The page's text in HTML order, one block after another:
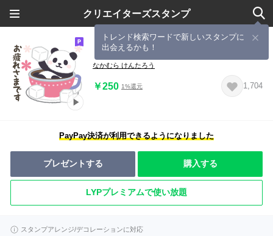
クリエイターズスタンプ
トレンド検索ワードで新しいスタンプに
出会えるかも！
【敬語】動く！もふもふパンダンミニ
なかむら けんたろう
￥250 1%還元 1,704
PayPay決済が利用できるようになりました
プレゼントする 購入する
LYPプレミアムで使い放題
スタンプアレンジ/デコレーションに対応